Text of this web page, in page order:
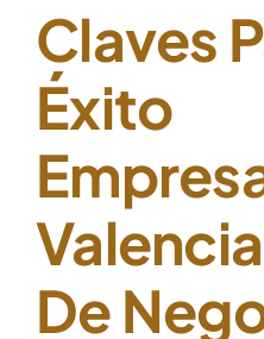
Claves
Éxito
De